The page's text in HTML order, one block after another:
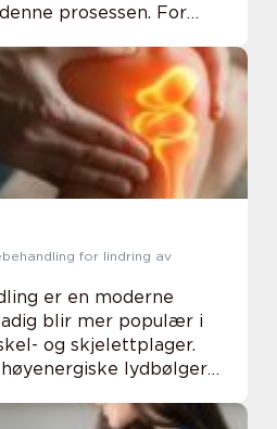
prosessen. For
for lindring av
er en moderne
blir mer populær i
og skjelettplager.
lydbølger